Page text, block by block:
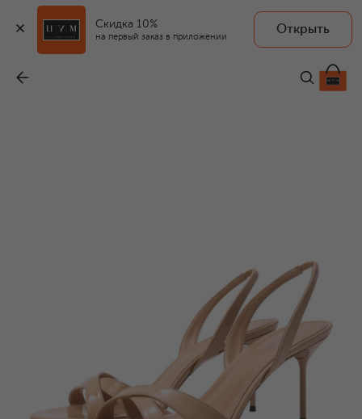
Скидка 10%
на первый заказ в приложении
Открыть
59 550 ₽